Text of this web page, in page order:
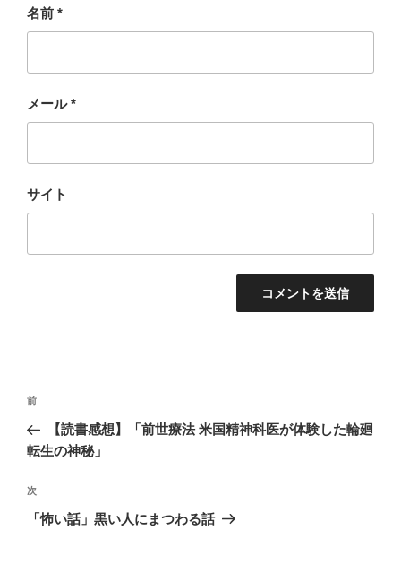
名前 *
メール*
サイト
投
ナ
ゲ
ー
過
去
の
稿
前
【読書感想】「前世療法 米国精神科医が体験した輪廻
転生の神秘」
次
の
次
「怖い話」黒い人にまつわる話